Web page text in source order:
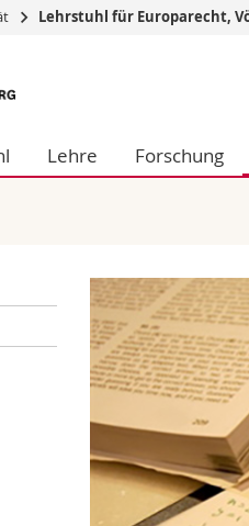
Wirtschafts- und
Philosophische Fak.
Lehrstuhl für Europarecht,
Lehre Forschung